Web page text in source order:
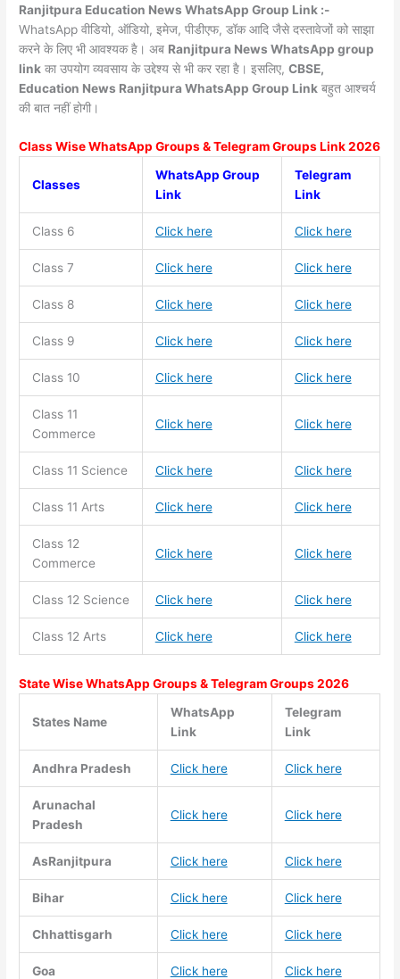
Ranjitpura Education News WhatsApp Group Link :-
WhatsApp वीडियो, ऑडियो, इमेज, पीडीएफ, डॉक आदि जैसे दस्तावेजों को साझा
करने के लिए भी आवश्यक है। अब Ranjitpura NewsWhatsApp group
link का उपयोग व्यवसाय के उद्देश्य से भी कर रहा है। इसलिए,CBSE,
Education News Ranjitpura WhatsApp Group Link बहुत आश्चर्य
की बात नहीं होगी।
Class Wise WhatsApp Groups & Telegram Groups Link 2026
Classes
WhatsApp Group
Link
Telegram
Link
Class 6 Click here Click here
Class 7 Click here Click here
Class 8 Click here Click here
Class 9 Click here Click here
Class 10 Click here Click here
Class 11
Commerce
Click here Click here
Class 11 Science Click here Click here
Class 11 Arts Click here Click here
Class 12
Commerce
Click here Click here
Class 12 Science Click here Click here
Class 12 Arts Click here Click here
State Wise WhatsApp Groups & Telegram Groups 2026
States Name
WhatsApp
Link
Telegram
Link
Andhra Pradesh Click here Click here
Arunachal
Pradesh
Click here Click here
AsRanjitpura Click here Click here
Bihar Click here Click here
Chhattisgarh Click here Click here
Goa Click here Click here